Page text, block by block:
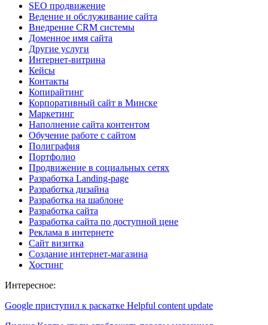
SEO продвижение
Ведение и обслуживание сайта
Внедрение CRM системы
Доменное имя сайта
Другие услуги
Интернет-витрина
Кейсы
Контакты
Копирайтинг
Корпоративный сайт в Минске
Маркетинг
Наполнение сайта контентом
Обучение работе с сайтом
Полиграфия
Портфолио
Продвижение в социальных сетях
Разработка Landing-page
Разработка дизайна
Разработка на шаблоне
Разработка сайта
Разработка сайта по доступной цене
Реклама в интернете
Сайт визитка
Создание интернет-магазина
Хостинг
Интересное:
Google приступил к раскатке Helpful content update